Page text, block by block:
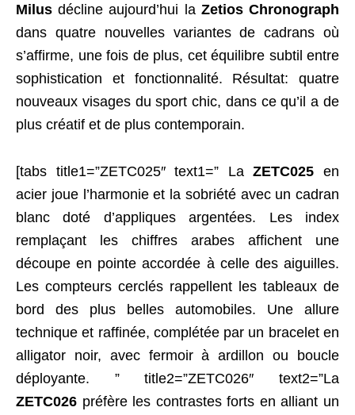
Milus décline aujourd’hui la Zetios Chronograph
dans quatre nouvelles variantes de cadrans où
s’affirme, une fois de plus, cet équilibre subtil entre
sophistication et fonctionnalité. Résultat: quatre
nouveaux visages du sport chic, dans ce qu’il a de
plus créatif et de plus contemporain.
[tabs title1=”ZETC025″ text1=” LaZETC025 en
acier joue l’harmonie et la sobriété avec un cadran
blanc doté d’appliques argentées. Les index
remplaçant les chiffres arabes affichent une
découpe en pointe accordée à celle des aiguilles.
Les compteurs cerclés rappellent les tableaux de
bord des plus belles automobiles. Une allure
technique et raffinée, complétée par un bracelet en
alligator noir, avec fermoir à ardillon ou boucle
déployante. ” title2=”ZETC026″ text2=”La
ZETC026 préfère les contrastes forts en alliant un